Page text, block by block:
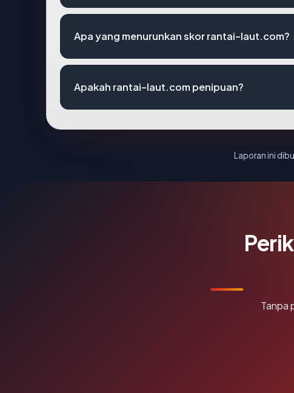
Apa yang menurunkan skor rantai-laut.com?
Apakah rantai-laut.com penipuan?
Laporan ini
Tanpa